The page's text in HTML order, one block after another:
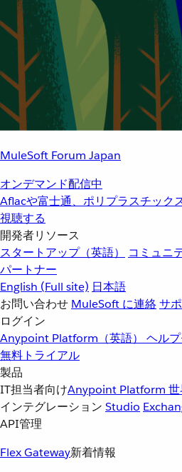
MuleSoft Forum Japan
オンデマンド配信中
Aflacや富士通、ポリプラスチック
視聴する
開発者リソース
スタートアップ（英語）
コミュニ
パートナー
English (Full site) 日本語
お問い合わせ MuleSoft に連絡サ
ログイン
Anypoint Platform（英語） ヘルプ
無料トライアル
製品
IT担当者向けAnypoint Platform
インテグレーション Studio
API管理
Flex Gateway新着情報